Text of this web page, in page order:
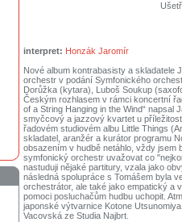
interpret: Honzák Jaromír
Nové album kontrabasisty a skladatele
orchestr v podání Symfonického
Dorůžka (kytara), Luboš Soukup
Českým rozhlasem v rámci koncertní
of a String Hanging in the Wind“
smyčcový a jazzový kvartet u
řadovém studiovém albu Little Things
skladatel, aranžér a kurátor programu
obsazením v hudbě netáhlo, vždy jsem
symfonický orchestr uvažovat co
nastuduji nějaké partitury, vzala jako
následná spolupráce s Tomášem byla
orchestrátor, ale také jako empatický a
pomoci posluchačům hudbu uchopit.
japonské výtvarnice Kotone
Vacovská ze Studia Najbrt.